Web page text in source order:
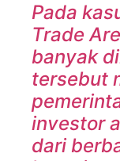
Pada
Trade
banyak
tersebut
investor
dari